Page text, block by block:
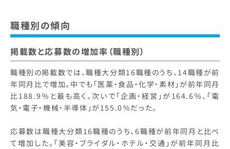
職種別の傾向
掲載数と応募数の増加率（職種別）
職種別の掲載数では、職種大分類16職種のうち、14職種が前
年同月比で増加。中でも「医薬・食品・化学・素材」が前年同月
比188.9％と最も高く、次いで「企画・経営」が164.6％、「電
気・電子・機械・半導体」が155.0％だった。
応募数は職種大分類16職種のうち、6職種が前年同月と比べ
て増加した。「美容・ブライダル・ホテル・交通」が前年同月比